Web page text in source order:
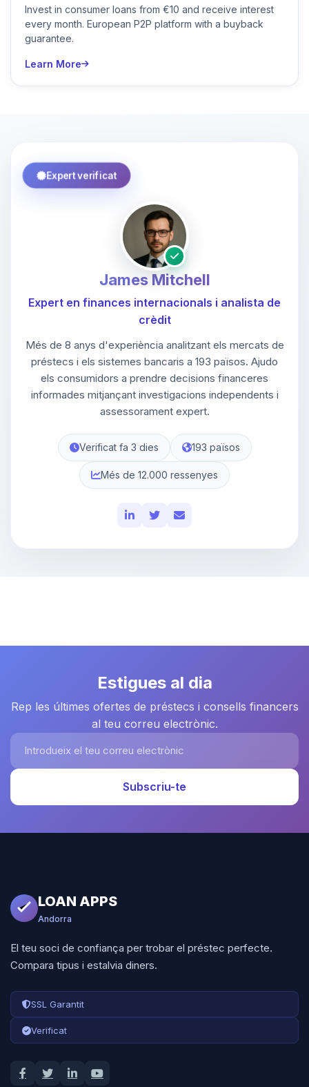
Invest in consumer loans from €10 and receive interest
every month. European P2P platform with a buyback
guarantee.
Learn More
Expert verificat
James Mitchell
Expert en finances internacionals i analista de
crèdit
Més de 8 anys d'experiència analitzant els mercats de
préstecs i els sistemes bancaris a 193 països. Ajudo
els consumidors a prendre decisions financeres
informades mitjançant investigacions independents i
assessorament expert.
Verificat fa 3 dies 193 països
Més de 12.000 ressenyes
Estigues al dia
Rep les últimes ofertes de préstecs i consells financers
al teu correu electrònic.
Introdueix el teu correu electrònic
Subscriu-te
LOAN APPS
Andorra
El teu soci de confiança per trobar el préstec perfecte.
Compara tipus i estalvia diners.
SSL Garantit
Verificat